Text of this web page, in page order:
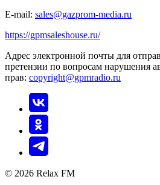
E-mail: sales@gazprom-media.ru
https://gpmsaleshouse.ru/
Адрес электронной почты для
претензии по вопросам нарушения
прав: copyright@gpmradio.ru
© 2026 Relax FM